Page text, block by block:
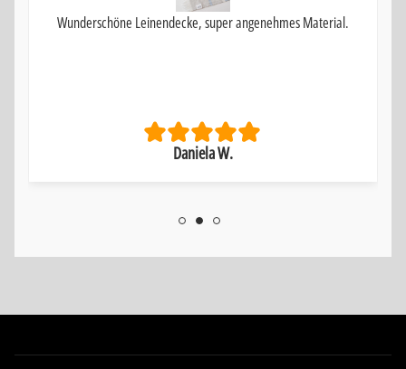
Wunderschöne Leinendecke, super angenehmes Material.
Daniela W.